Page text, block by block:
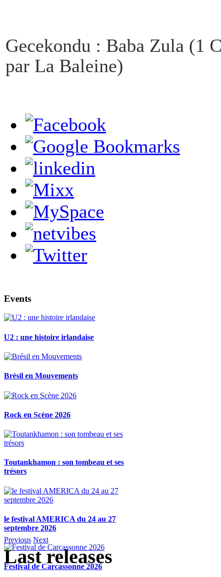
Gecekondu : Baba Zula (1
par La Baleine)
Events
U2 : une histoire irlandaise
Brésil en Mouvements
Rock en Scène 2026
Toutankhamon : son tombeau et ses
trésors
le festival AMERICA du 24 au 27
septembre 2026
Festival de Carcassonne 2026
Previous Next
Last releases